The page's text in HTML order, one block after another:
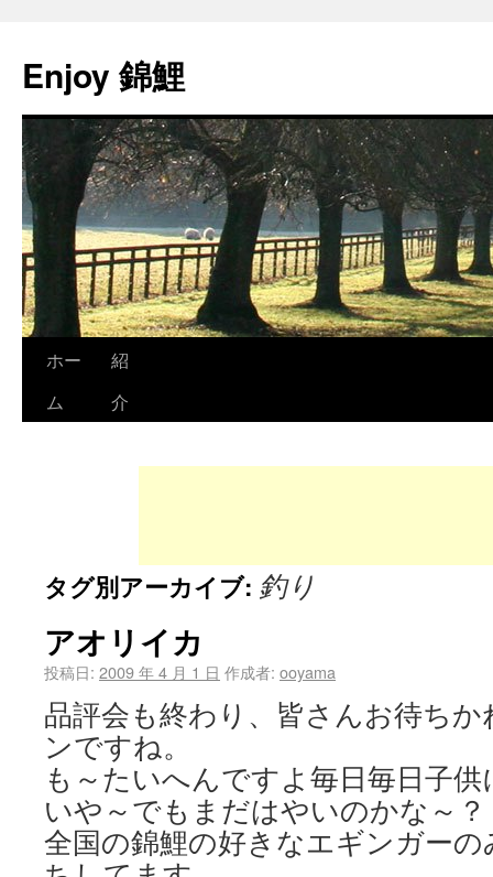
Enjoy 錦鯉
ホー
ム
紹
介
タグ別アーカイブ: 釣り
アオリイカ
投稿日: 2009 年 4 月 1 日 作成者: ooyama
品評会も終わり、皆さんお待ち
ンですね。
も～たいへんですよ毎日毎日子
いや～でもまだはやいのかな～？
全国の錦鯉の好きなエギンガー